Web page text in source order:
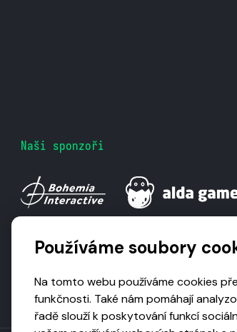
Naši sponzoři
Používáme soubory
Na tomto webu používáme cookies
funkčnosti. Také nám pomáhají
řadě slouží k poskytování funkcí